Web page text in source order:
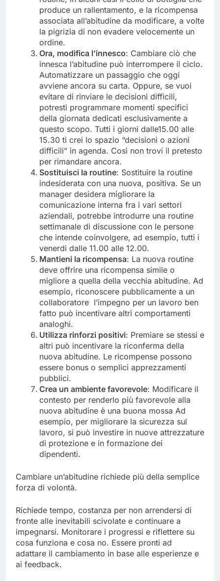
produce un rallentamento, e la ricompensa
associata all’abitudine da modificare, a volte
la pigrizia di non evadere velocemente un
ordine.
Ora, modifica l’innesco: Cambiare ciò che
innesca l’abitudine può interrompere il ciclo.
Automatizzare un passaggio che oggi
avviene ancora su carta. Oppure, se vuoi
evitare di rinviare le decisioni difficili,
potresti programmare momenti specifici
della giornata dedicati esclusivamente a
questo scopo. Tutti i giorni dalle15.00 alle
15.30 ti crei lo spazio “decisioni o azioni
difficili” in agenda. Così non trovi il pretesto
per rimandare ancora.
Sostituisci la routine: Sostituire la routine
indesiderata con una nuova, positiva. Se un
manager desidera migliorare la
comunicazione interna fra i vari settori
aziendali, potrebbe introdurre una routine
settimanale di discussione con le persone
che intende coinvolgere, ad esempio, tutti i
venerdi dalle 11.00 alle 12.00.
Mantieni la ricompensa: La nuova routine
deve offrire una ricompensa simile o
migliore a quella della vecchia abitudine. Ad
esempio, riconoscere pubblicamente a un
collaboratore l’impegno per un lavoro ben
fatto può incentivare altri comportamenti
analoghi.
Utilizza rinforzi positivi: Premiare se stessi e
altri può incentivare la riconferma della
nuova abitudine. Le ricompense possono
essere bonus o semplici apprezzamenti
pubblici.
Crea un ambiente favorevole: Modificare il
contesto per renderlo più favorevole alla
nuova abitudine è una buona mossa Ad
esempio, per migliorare la sicurezza sul
lavoro, si può investire in nuove attrezzature
di protezione e in formazione dei
dipendenti.
Cambiare un’abitudine richiede più della semplice
forza di volontà.
Richiede tempo, costanza per non arrendersi di
fronte alle inevitabili scivolate e continuare a
impegnarsi. Monitorare i progressi e riflettere su
cosa funziona e cosa no. Essere pronti ad
adattare il cambiamento in base alle esperienze e
ai feedback.